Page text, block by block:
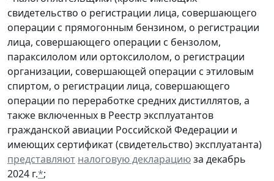
свидетельство о регистрации лица, совершающего
операции с прямогонным бензином, о регистрации
лица, совершающего операции с бензолом,
параксилолом или ортоксилолом, о регистрации
организации, совершающей операции с этиловым
спиртом, о регистрации лица, совершающего
операции по переработке средних дистиллятов, а
также включенных в Реестр эксплуатантов
гражданской авиации Российской Федерации и
имеющих сертификат (свидетельство) эксплуатанта)
представляют налоговую декларациюза декабрь
2024 г.*;